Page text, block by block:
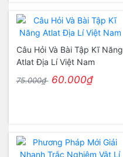
Câu Hỏi Và Bài Tập Kĩ Năng
Atlat Địa Lí Việt Nam
75.000₫ 60.000₫